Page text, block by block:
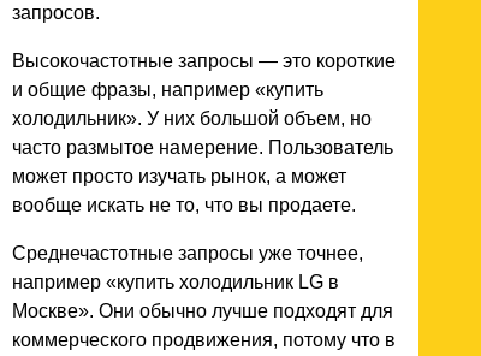
запросов.
Высокочастотные запросы — это короткие
и общие фразы, например «купить
холодильник». У них большой объем, но
часто размытое намерение. Пользователь
может просто изучать рынок, а может
вообще искать не то, что вы продаете.
Среднечастотные запросы уже точнее,
например «купить холодильник LG в
Москве». Они обычно лучше подходят для
коммерческого продвижения, потому что в